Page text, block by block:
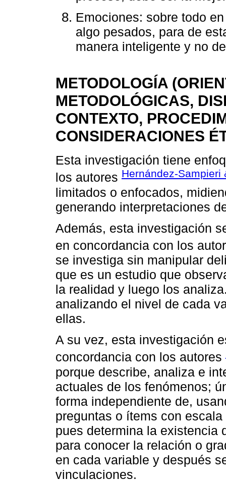
Emociones: sobre todo
algo pesados, para de
manera inteligente y no
METODOLOGÍA
METODOLÓGICAS,
CONTEXTO,
CONSIDERACIONES
Esta investigación tiene
los autores Hernández-Sampieri
limitados o enfocados,
generando interpretaciones
Además, esta investigación
en concordancia con los
se investiga sin manipular
que es un estudio que
la realidad y luego los
analizando el nivel de cada
ellas.
A su vez, esta investigación
concordancia con los autores
porque describe, analiza e
actuales de los fenómenos;
forma independiente de,
preguntas o ítems con
pues determina la existencia
para conocer la relación o
en cada variable y después
vinculaciones.